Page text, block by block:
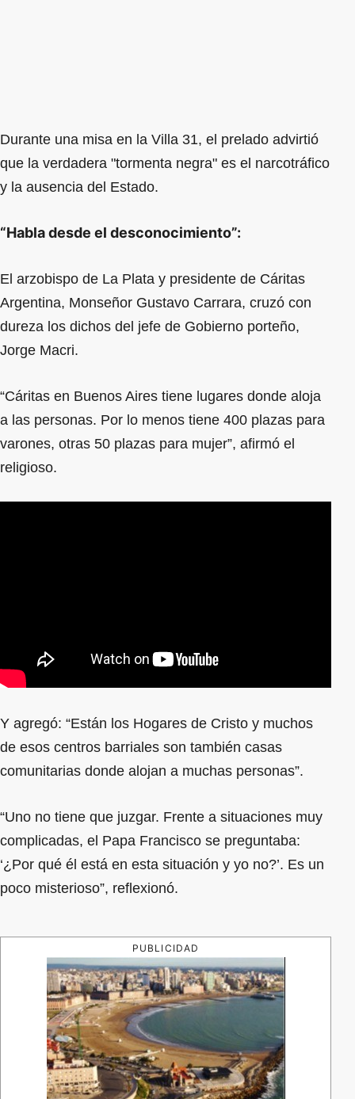
Durante una misa en la Villa 31, el prelado advirtió
que la verdadera "tormenta negra" es el narcotráfico
y la ausencia del Estado.
“Habla desde el desconocimiento”:
El arzobispo de La Plata y presidente de Cáritas
Argentina, Monseñor Gustavo Carrara, cruzó con
dureza los dichos del jefe de Gobierno porteño,
Jorge Macri.
“Cáritas en Buenos Aires tiene lugares donde aloja
a las personas. Por lo menos tiene 400 plazas para
varones, otras 50 plazas para mujer”, afirmó el
religioso.
Y agregó: “Están los Hogares de Cristo y muchos
de esos centros barriales son también casas
comunitarias donde alojan a muchas personas”.
“Uno no tiene que juzgar. Frente a situaciones muy
complicadas, el Papa Francisco se preguntaba:
‘¿Por qué él está en esta situación y yo no?’. Es un
poco misterioso”, reflexionó.
PUBLICIDAD